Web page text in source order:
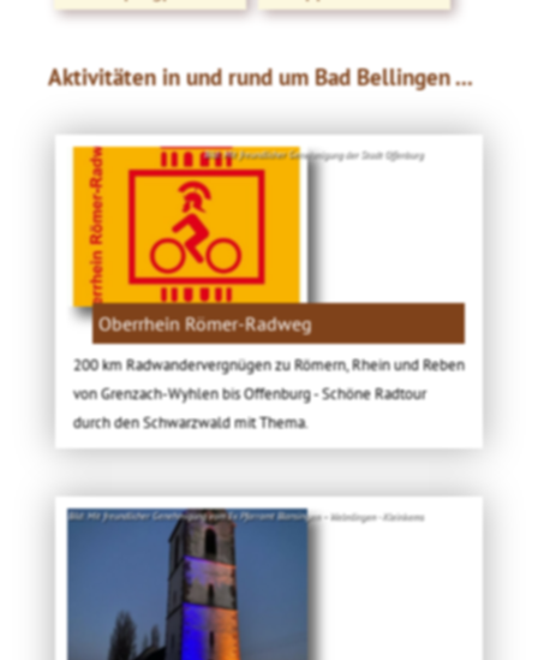
Aktivitäten in und rund um Bad Bellingen ...
Bild: Mit freundlicher Genehmigung der Stadt Offenburg
Oberrhein Römer-Radweg
200 km Radwandervergnügen zu Römern, Rhein und Reben
von Grenzach-Wyhlen bis Offenburg - Schöne Radtour
durch den Schwarzwald mit Thema.
Bild: Mit freundlicher Genehmigung vom Ev. Pfarramt Blansingen – Welmlingen - Kleinkems